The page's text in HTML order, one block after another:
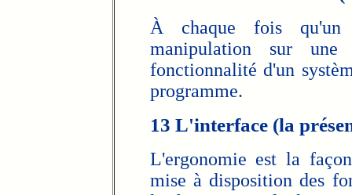
À chaque fois qu'un
manipulation sur
fonctionnalité d'un
programme.
13 L'interface (la
L'ergonomie est la
mise à disposition des